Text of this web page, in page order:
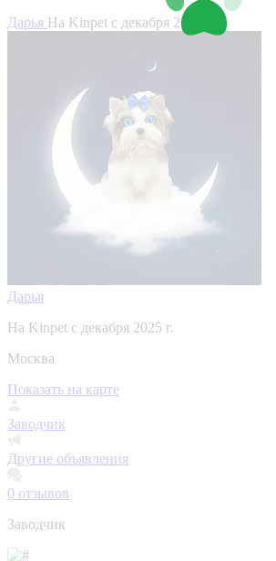
Дарья На Kinpet c декабря 2025 г.
Дарья
На Kinpet c декабря 2025 г.
Москва
Показать на карте
Заводчик
Другие объявления
0 отзывов
Заводчик